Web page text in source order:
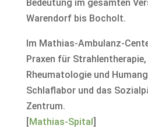
Bedeutung im gesamten
Warendorf bis Bocholt.
Im Mathias-Ambulanz-
Praxen für
Rheumatologie und
Schlaflabor und das
Zentrum.
[Mathias-Spital]